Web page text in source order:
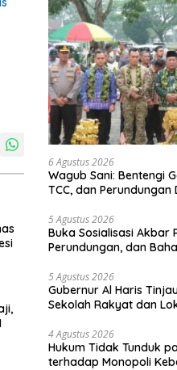
6 Agustus 2026
Wagub Sani: Bentengi
TCC, dan
5 Agustus 2026
Buka Sosialisasi Akbar
Perundungan, dan
jaga diri, 60% masa
tangan”
5 Agustus 2026
Gubernur Al Haris
Sekolah Rakyat dan
4 Agustus 2026
Hukum Tidak Tunduk
terhadap Monopoli